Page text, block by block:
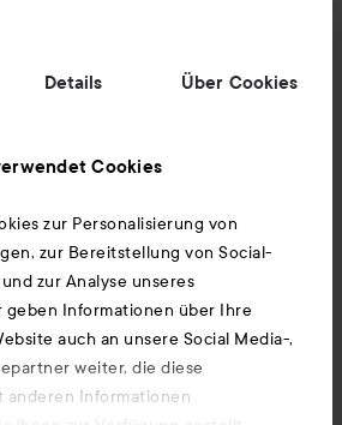
Details Über Cookies
Cookies
zur Personalisierung von
zur Bereitstellung von Social-
zur Analyse unseres
geben Informationen über Ihre
auch an unsere Social Media-,
weiter, die diese
anderen Informationen
App herunterladen